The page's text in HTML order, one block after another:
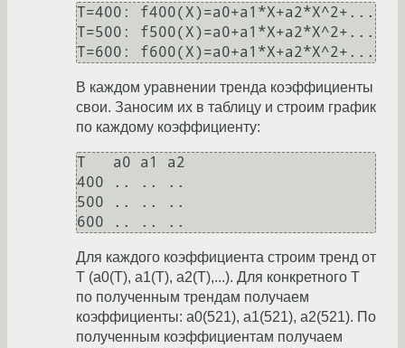
T=400: f400(X)=a0+a1*X+a2*X^2+...
T=500: f500(X)=a0+a1*X+a2*X^2+...
В каждом уравнении тренда коэффициенты
свои. Заносим их в таблицу и строим график
по каждому коэффициенту:
T   a0 a1 a2
400 .. .. ..
500 .. .. ..
Для каждого коэффициента строим тренд от
T (a0(T), a1(T), a2(T),...). Для конкретного T
по полученным трендам получаем
коэффициенты: a0(521), a1(521), a2(521). По
полученным коэффициентам получаем